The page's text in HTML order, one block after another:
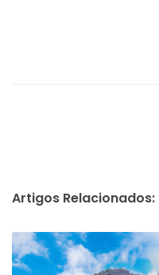
Artigos Relacionados: